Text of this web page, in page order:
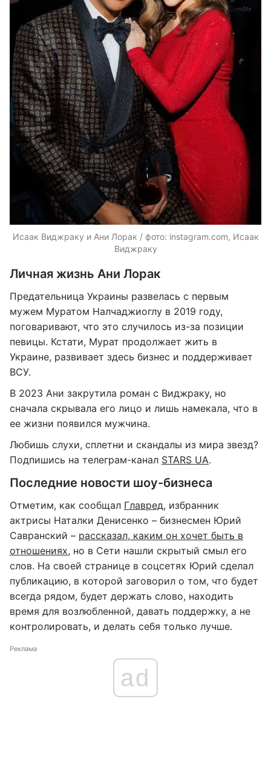
Исаак Виджраку и Ани Лорак / фото: instagram.com, Исаак
Виджраку
Личная жизнь Ани Лорак
Предательница Украины развелась с первым
мужем Муратом Налчаджиоглу в 2019 году,
поговаривают, что это случилось из-за позиции
певицы. Кстати, Мурат продолжает жить в
Украине, развивает здесь бизнес и поддерживает
ВСУ.
В 2023 Ани закрутила роман с Виджраку, но
сначала скрывала его лицо и лишь намекала, что в
ее жизни появился мужчина.
Любишь слухи, сплетни и скандалы из мира звезд?
Подпишись на телеграм-канал STARS UA.
Последние новости шоу-бизнеса
Отметим, как сообщал Главред, избранник
актрисы Наталки Денисенко – бизнесмен Юрий
Савранский – рассказал, каким он хочет быть в
отношениях, но в Сети нашли скрытый смыл его
слов. На своей странице в соцсетях Юрий сделал
публикацию, в которой заговорил о том, что будет
всегда рядом, будет держать слово, находить
время для возлюбленной, давать поддержку, а не
контролировать, и делать себя только лучше.
Реклама
ad